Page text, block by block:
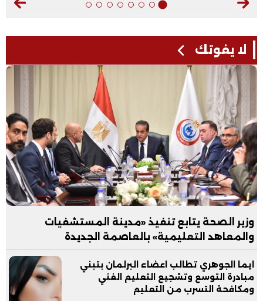
لا يفوتك
وزير الصحة يتابع تنفيذ «مدينة المستشفيات
والمعاهد التعليمية» بالعاصمة الجديدة
ايما الجوهري تطالب اعضاء البرلمان بتبني
مبادرة التوسع وتشجيع التعليم الفني
ومكافحة التسرب من التعليم